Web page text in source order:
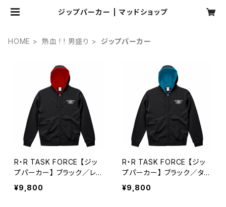
ジップパーカー | マッドショップ
HOME 熱血 ! ! 男盛り ジップパーカー
R・R TASK FORCE 【ジッ
プパーカー】 ブラック／レッ
ド
¥9,800
R・R TASK FORCE 【ジッ
プパーカー】 ブラック／ター
コイズブルー
¥9,800